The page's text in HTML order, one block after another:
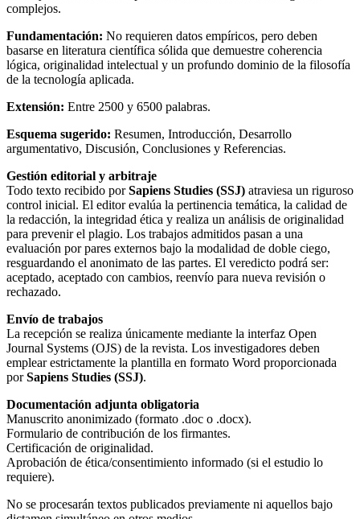
complejos.
Fundamentación: No requieren datos empíricos, pero deben
basarse en literatura científica sólida que demuestre coherencia
lógica, originalidad intelectual y un profundo dominio de la filosofía
de la tecnología aplicada.
Extensión: Entre 2500 y 6500 palabras.
Esquema sugerido: Resumen, Introducción, Desarrollo
argumentativo, Discusión, Conclusiones y Referencias.
Gestión editorial y arbitraje
Todo texto recibido porSapiens Studies (SSJ) atraviesa un riguroso
control inicial. El editor evalúa la pertinencia temática, la calidad de
la redacción, la integridad ética y realiza un análisis de originalidad
para prevenir el plagio. Los trabajos admitidos pasan a una
evaluación por pares externos bajo la modalidad de doble ciego,
resguardando el anonimato de las partes. El veredicto podrá ser:
aceptado, aceptado con cambios, reenvío para nueva revisión o
rechazado.
Envío de trabajos
La recepción se realiza únicamente mediante la interfaz Open
Journal Systems (OJS) de la revista. Los investigadores deben
emplear estrictamente la plantilla en formato Word proporcionada
porSapiens Studies (SSJ).
Documentación adjunta obligatoria
Manuscrito anonimizado (formato .doc o .docx).
Formulario de contribución de los firmantes.
Certificación de originalidad.
Aprobación de ética/consentimiento informado (si el estudio lo
requiere).
No se procesarán textos publicados previamente ni aquellos bajo